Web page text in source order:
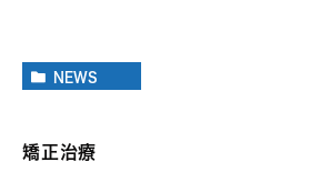
NEWS
矯正治療